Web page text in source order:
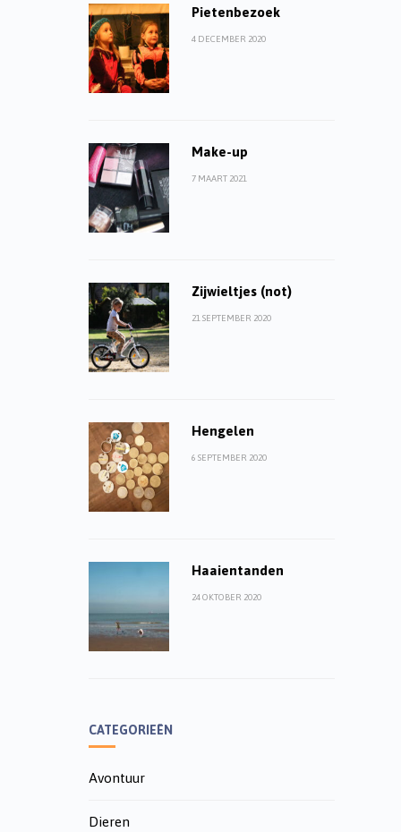
Pietenbezoek
4 DECEMBER 2020
Make-up
7 MAART 2021
Zijwieltjes (not)
21 SEPTEMBER 2020
Hengelen
6 SEPTEMBER 2020
Haaientanden
24 OKTOBER 2020
CATEGORIEËN
Avontuur
Dieren